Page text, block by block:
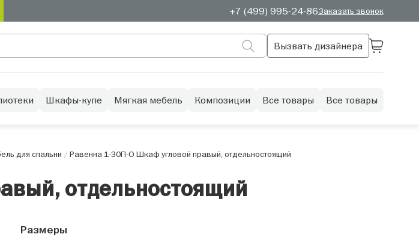
+7 (499) 995-24-86Заказать звонок
Вызвать дизайнера
Шкафы-купе Мягкая мебель Композиции Все товары Все товары
для спальни /Равенна 1-30П-О Шкаф угловой правый, отдельностоящий
отдельностоящий
Размеры